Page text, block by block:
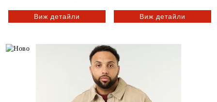
Виж детайли Виж детайли